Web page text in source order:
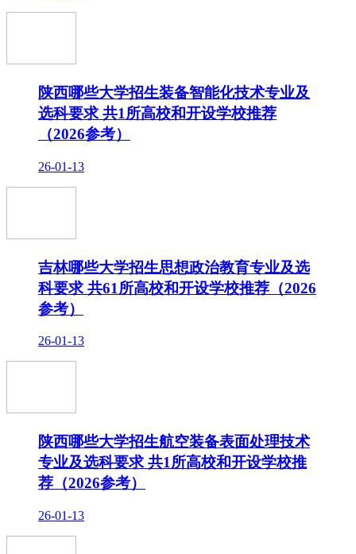
陕西哪些大学招生装备智能化技术专业及
选科要求 共1所高校和开设学校推荐
（2026参考）
26-01-13
吉林哪些大学招生思想政治教育专业及选
科要求 共61所高校和开设学校推荐（2026
参考）
26-01-13
陕西哪些大学招生航空装备表面处理技术
专业及选科要求 共1所高校和开设学校推
荐（2026参考）
26-01-13